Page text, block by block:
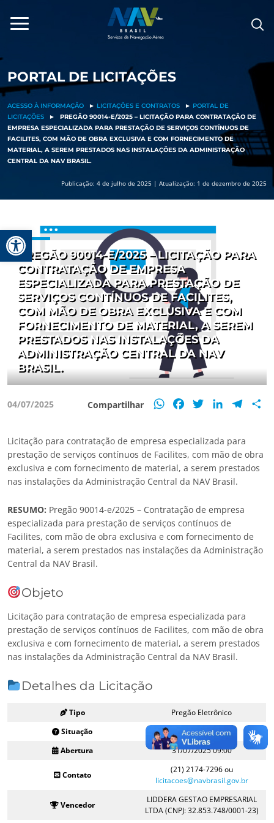
Barra de Ferramentas Aberta
para
PORTAL DE LICITAÇÕES
ACESSO À INFORMAÇÃO ► LICITAÇÕES E CONTRATOS ► PORTAL DE
LICITAÇÕES
►
PREGÃO 90014-E/2025 – LICITAÇÃO PARA CONTRATAÇÃO DE
EMPRESA ESPECIALIZADA PARA PRESTAÇÃO DE SERVIÇOS CONTÍNUOS DE
FACILITES, COM MÃO DE OBRA EXCLUSIVA E COM FORNECIMENTO DE
MATERIAL, A SEREM PRESTADOS NAS INSTALAÇÕES DA ADMINISTRAÇÃO
CENTRAL DA NAV BRASIL.
Publicação: 4 de julho de 2025 | Atualização: 1 de dezembro de 2025
PREGÃO 90014-E/2025 – LICITAÇÃO PARA
CONTRATAÇÃO DE EMPRESA
ESPECIALIZADA PARA PRESTAÇÃO DE
SERVIÇOS CONTÍNUOS DE FACILITES,
COM MÃO DE OBRA EXCLUSIVA E COM
FORNECIMENTO DE MATERIAL, A SEREM
PRESTADOS NAS INSTALAÇÕES DA
ADMINISTRAÇÃO CENTRAL DA NAV
BRASIL.
04/07/2025 Compartilhar WhatsApp
FacebookTwitterLinkedIn
Licitação para contratação de empresa especializada para
prestação de serviços contínuos de Facilites, com mão de obra
exclusiva e com fornecimento de material, a serem prestados
nas instalações da Administração Central da NAV Brasil.
RESUMO: Pregão 90014-e/2025 – Contratação de empresa
especializada para prestação de serviços contínuos de
Facilites, com mão de obra exclusiva e com fornecimento de
material, a serem prestados nas instalações da Administração
Central da NAV Brasil.
Objeto
Licitação para contratação de empresa especializada para
prestação de serviços contínuos de Facilites, com mão de obra
exclusiva e com fornecimento de material, a serem prestados
nas instalações da Administração Central da NAV Brasil.
Detalhes da Licitação
Tipo
Pregão Eletrônico
Situação
Homologado
Abertura
31/07/2025 09:00
Contato
(21) 2174-7296 ou
licitacoes@navbrasil.gov.br
Vencedor
LIDDERA GESTAO EMPRESARIAL
LTDA (CNPJ: 32.853.748/0001-23)